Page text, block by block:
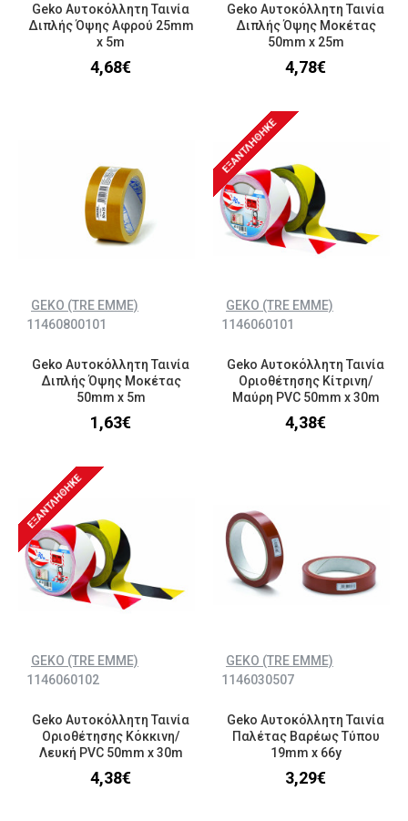
Geko Αυτοκόλλητη Ταινία
Διπλής Όψης Αφρού 25mm
x 5m
4,68€
Geko Αυτοκόλλητη Ταινία
Διπλής Όψης Μοκέτας
50mm x 25m
4,78€
GEKO (TRE EMME)
11460800101
Geko Αυτοκόλλητη Ταινία
Διπλής Όψης Μοκέτας
50mm x 5m
1,63€
ΕΞΑΝΤΛΉΘΗΚΕ
GEKO (TRE EMME)
1146060101
Geko Αυτοκόλλητη Ταινία
Οριοθέτησης Κίτρινη/
Μαύρη PVC 50mm x 30m
4,38€
ΕΞΑΝΤΛΉΘΗΚΕ
GEKO (TRE EMME)
1146060102
Geko Αυτοκόλλητη Ταινία
Οριοθέτησης Κόκκινη/
Λευκή PVC 50mm x 30m
4,38€
GEKO (TRE EMME)
1146030507
Geko Αυτοκόλλητη Ταινία
Παλέτας Βαρέως Τύπου
19mm x 66y
3,29€